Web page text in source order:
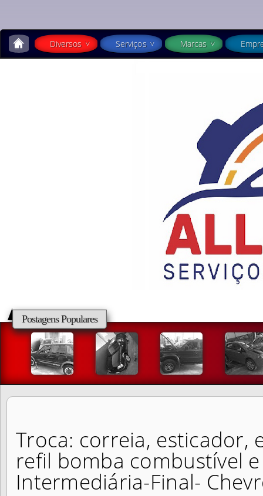
Diversos Serviços Marcas
Postagens Populares
Troca: correia, esticador,
refil bomba combustível
Intermediária-Final-